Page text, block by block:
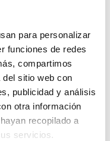
para personalizar
funciones de redes
compartimos
del sitio web con
publicidad y análisis
otra información
recopilado a
servicios.
envíos?